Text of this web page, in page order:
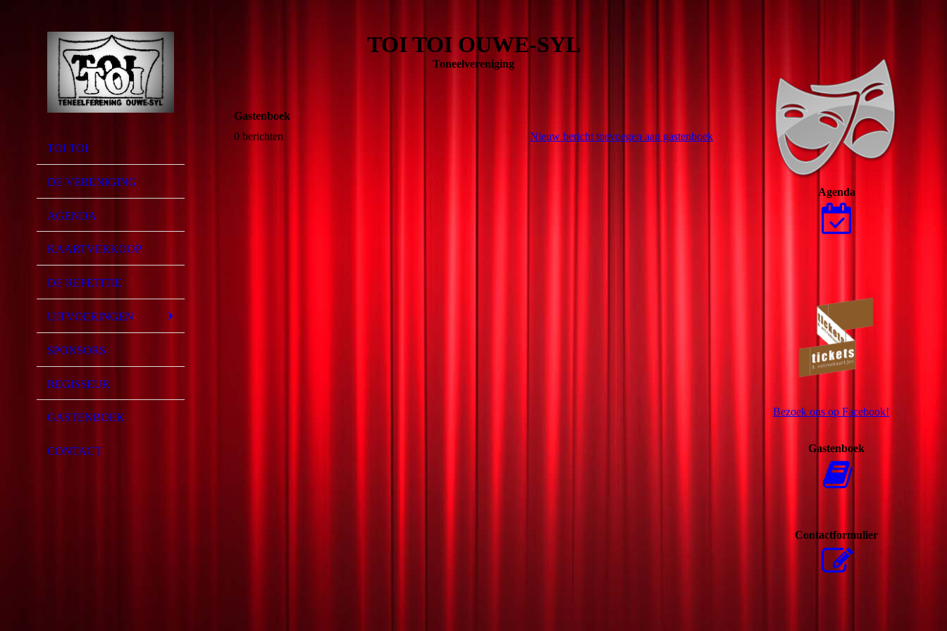
TOI TOI
DE VERENIGING
AGENDA
KAARTVERKOOP
DE REPETITIE
UITVOERINGEN
SPONSORS
REGISSEUR
GASTENBOEK
CONTACT
TOI TOI OUWE-SYL
Toneelvereniging
Gastenboek
0 berichten
Nieuw bericht toevoegen aan gastenboek
Agenda
Bezoek ons op Facebook!
Gastenboek
Contactformulier